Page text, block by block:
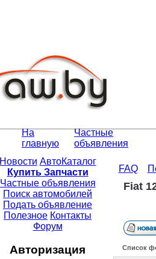
На
главную
Частные
объявления
Новости АвтоКаталог
Купить Запчасти
Частные объявления
Поиск автомобилей
Подать объявление
Полезное Контакты
Форум
Авторизация
FAQ
Fiat
Список